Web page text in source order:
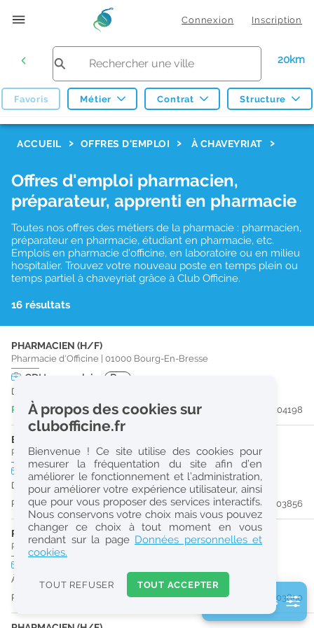
Connexion Inscription
20km
Favoris Métier Contrat Structure
Réinitialiser
2
0
k
Consulter les offres de la France d'outre-mer
ACCUEIL OFFRES D'EMPLOI À CHAVEYRIAT
Offres d'emploi pharmacien,
préparateur, apprenti en pharmacie
Toutes nos offres des métiers de la pharmacie : pharmacien,
préparateur en pharmacie, étudiant en pharmacie, etc.
Emplois en pharmacie d'officine, en laboratoire ou en milieu
hospitalier. Trouvez votre nouveau poste en temps plein ou
temps partiel à chaveyriat grâce à Club Officine.
16 résultats
PHARMACIEN (H/F)
Pharmacie d'Officine 01000 Bourg-En-Bresse
CDI temps plein Pro
Dès que possible
Publiée il y a 4 jour(s)
#204198
ETUDIANT EN PHARMACIE (H/F)
Pharmacie d'Officine|01750 Replonges
temps partiel
Dès que possible
Publiée il y a 10 jour(s)
#203856
PRÉPARATEUR EN PHARMACIE (H/F)
Pharmacie d'Officine 01750 Replonges
À partir du 30/08/26
Publiée il y a 10 jour(s)
#203850
2 filtre(s) actifs
À propos des cookies sur
clubofficine.fr
Bienvenue ! Ce site utilise des cookies pour
mesurer la fréquentation du site afin d’en
améliorer le fonctionnement et l’administration,
pour améliorer votre expérience utilisateur, ainsi
que pour vous proposer des services interactifs.
Nous conservons votre choix mais vous pouvez
changer ce choix à tout moment en vous
rendant sur la page Données personnelles et
cookies.
TOUT REFUSER TOUT ACCEPTER